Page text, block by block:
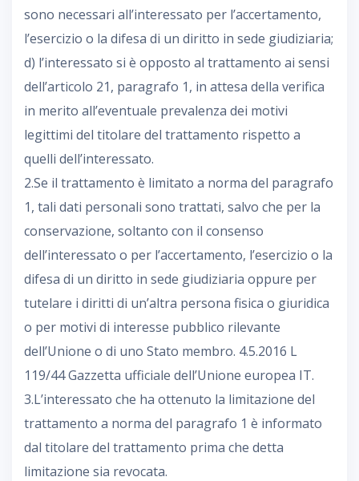
sono necessari all’interessato per l’accertamento,
l’esercizio o la difesa di un diritto in sede giudiziaria;
d) l’interessato si è opposto al trattamento ai sensi
dell’articolo 21, paragrafo 1, in attesa della verifica
in merito all’eventuale prevalenza dei motivi
legittimi del titolare del trattamento rispetto a
quelli dell’interessato.
2.Se il trattamento è limitato a norma del paragrafo
1, tali dati personali sono trattati, salvo che per la
conservazione, soltanto con il consenso
dell’interessato o per l’accertamento, l’esercizio o la
difesa di un diritto in sede giudiziaria oppure per
tutelare i diritti di un’altra persona fisica o giuridica
o per motivi di interesse pubblico rilevante
dell’Unione o di uno Stato membro. 4.5.2016 L
119/44 Gazzetta ufficiale dell’Unione europea IT.
3.L’interessato che ha ottenuto la limitazione del
trattamento a norma del paragrafo 1 è informato
dal titolare del trattamento prima che detta
limitazione sia revocata.